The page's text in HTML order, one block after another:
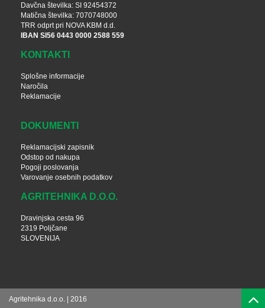
Davčna številka: SI 92454372
Matična številka: 7070748000
TRR odprt pri NOVA KBM d.d.
IBAN SI56 0443 0000 2588 559
KONTAKTI
Splošne informacije
Naročila
Reklamacije
DOKUMENTI
Reklamacijski zapisnik
Odstop od nakupa
Pogoji poslovanja
Varovanje osebnih podatkov
AGRITEHNIKA D.O.O.
Dravinjska cesta 96
2319 Poljčane
SLOVENIJA
Agritehnika d.o.o. | 2016